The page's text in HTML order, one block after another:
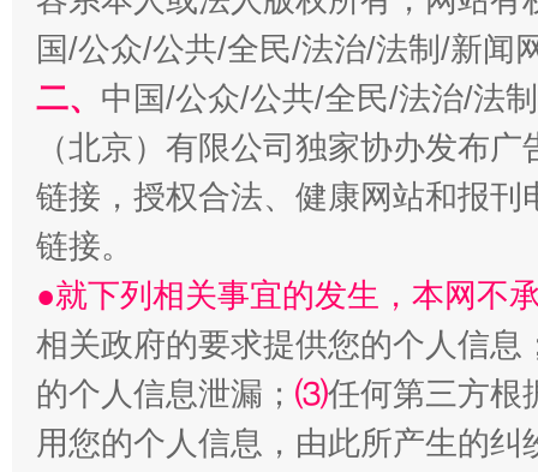
阿坝州三大球赛在茂县开幕
国/公众/公共/全民/法治/法制/新闻
二、 中国/公众/公共/全民/法治/法
（北京）有限公司独家协办发布
链接，授权合法、健康网站和报
链接。
●就下列相关事宜的发生，本网不
相关政府的要求提供您的个人信息
的个人信息泄漏； ⑶任何第三方根
用您的个人信息，由此所产生的纠